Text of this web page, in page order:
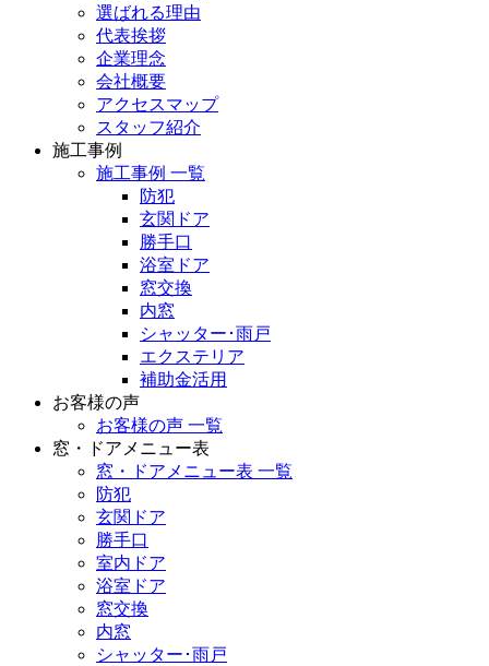
選ばれる理由
代表挨拶
企業理念
会社概要
アクセスマップ
スタッフ紹介
施工事例
施工事例 一覧
防犯
玄関ドア
勝手口
浴室ドア
窓交換
内窓
シャッター･雨戸
エクステリア
補助金活用
お客様の声
お客様の声 一覧
窓・ドアメニュー表
窓・ドアメニュー表 一覧
防犯
玄関ドア
勝手口
室内ドア
浴室ドア
窓交換
内窓
シャッター･雨戸